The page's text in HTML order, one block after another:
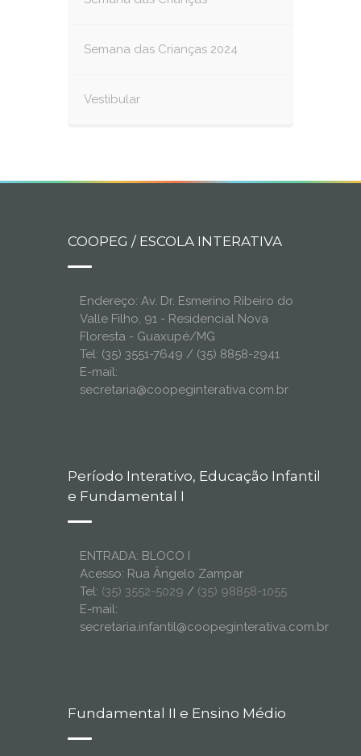
Semana das Crianças 2024
Vestibular
COOPEG / ESCOLA INTERATIVA
Endereço: Av. Dr. Esmerino Ribeiro do
Valle Filho, 91 - Residencial Nova
Floresta - Guaxupé/MG
Tel: (35) 3551-7649 / (35) 8858-2941
E-mail:
secretaria@coopeginterativa.com.br
Período Interativo, Educação Infantil
e Fundamental I
ENTRADA: BLOCO I
Acesso: Rua Ângelo Zampar
Tel: (35) 3552-5029 / (35) 98858-1055
E-mail:
secretaria.infantil@coopeginterativa.com.br
Fundamental II e Ensino Médio